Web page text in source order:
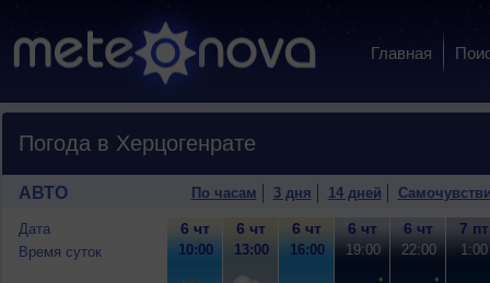
Главная
Погода в Херцогенрате
АВТО По часам 3 дня 14 дней
Дата
Время суток
6 чт
10:00
6 чт
13:00
6 чт
16:00
6 чт
19:00
6 чт
22:00
7 пт
1:00